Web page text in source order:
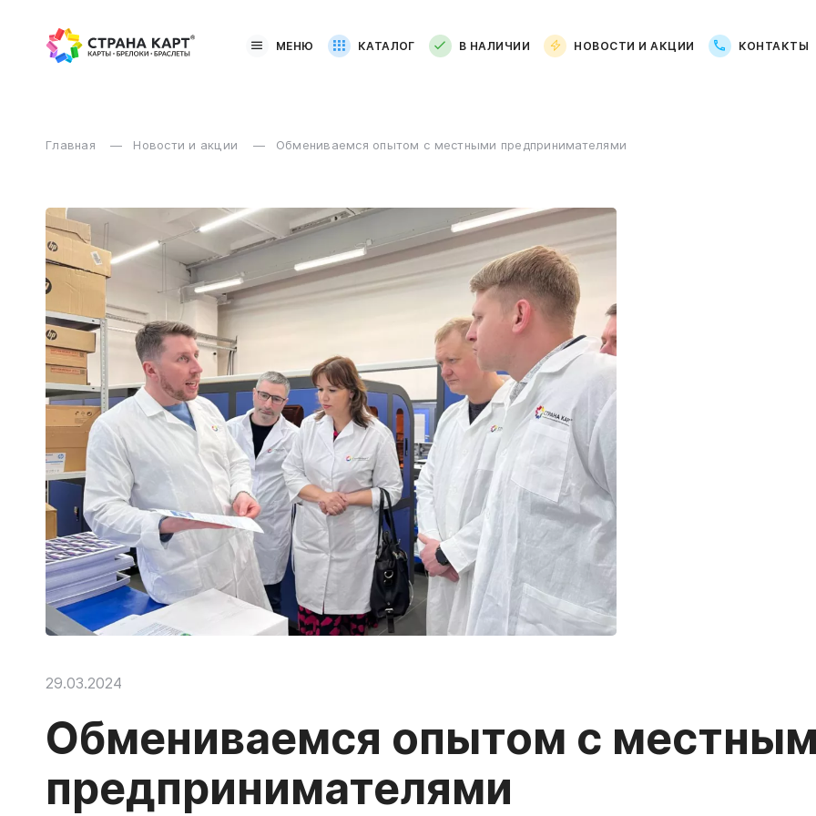
МЕНЮ КАТАЛОГ В НАЛИЧИИ НОВОСТИ И АКЦИИ КОНТАКТЫ
Главная Новости и акции Обмениваемся опытом с местными предпринимателями
29.03.2024
Обмениваемся опытом с
предпринимателями